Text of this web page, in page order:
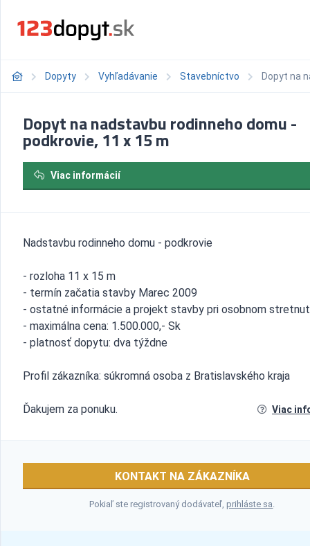
Dopyty Vyhľadávanie Stavebníctvo Dopyt na
Dopyt na nadstavbu rodinneho domu -
podkrovie, 11 x 15 m
Viac informácií
Nadstavbu rodinneho domu - podkrovie
- rozloha 11 x 15 m
- termín začatia stavby Marec 2009
- ostatné informácie a projekt stavby pri osobnom
- maximálna cena: 1.500.000,- Sk
- platnosť dopytu: dva týždne
Profil zákazníka: súkromná osoba z Bratislavského kraja
Ďakujem za ponuku. Viac
KONTAKT NA ZÁKAZNÍKA
Pokiaľ ste registrovaný dodávateľ,prihláste sa.